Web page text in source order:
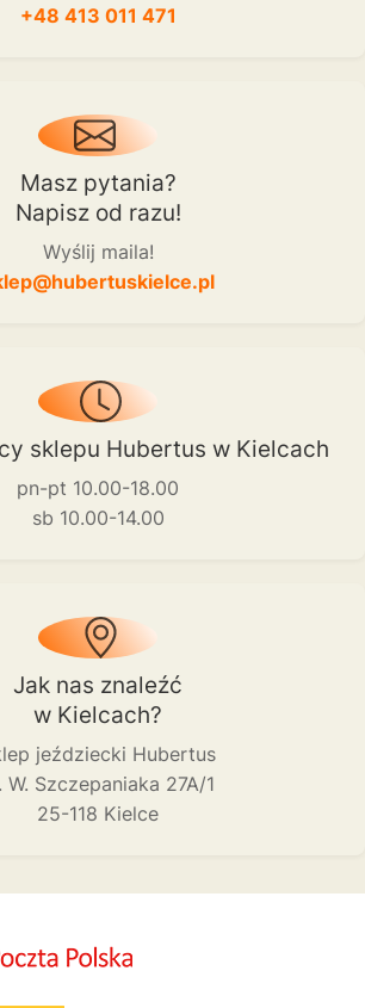
+48 413 011 471
Masz pytania?
Napisz od razu!
Wyślij maila!
sklepu Hubertus w Kielcach
pn-pt 10.00-18.00
sb 10.00-14.00
Jak nas znaleźć
w Kielcach?
jeździecki Hubertus
W. Szczepaniaka 27A/1
25-118 Kielce